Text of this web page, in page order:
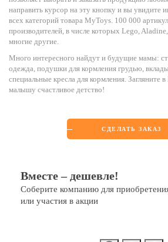
направить курсор на эту кнопку и вы увидите
всех категорий товара MyToys. 100 000
производителей, в числе которых Lego,
многие другие.
Много интересного найдут и будущие мамы:
одежда, подушки для кормления грудью,
специальные кресла для кормления. Загляните
малышу счастливое детство!
СДЕЛАТЬ ЗАКАЗ
Вместе – дешевле!
Соберите компанию для
или участия в акции